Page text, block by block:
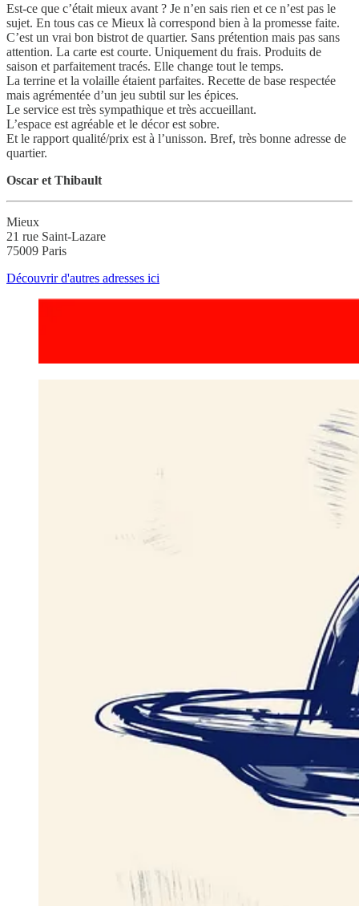
Est-ce que c’était mieux avant ? Je n’en sais rien et ce n’est pas le
sujet. En tous cas ce Mieux là correspond bien à la promesse faite.
C’est un vrai bon bistrot de quartier. Sans prétention mais pas sans
attention. La carte est courte. Uniquement du frais. Produits de
saison et parfaitement tracés. Elle change tout le temps.
La terrine et la volaille étaient parfaites. Recette de base respectée
mais agrémentée d’un jeu subtil sur les épices.
Le service est très sympathique et très accueillant.
L’espace est agréable et le décor est sobre.
Et le rapport qualité/prix est à l’unisson. Bref, très bonne adresse de
quartier.
Oscar et Thibault
Mieux
21 rue Saint-Lazare
75009 Paris
Découvrir d'autres adresses ici